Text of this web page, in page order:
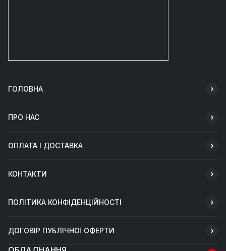
ГОЛОВНА
ПРО НАС
ОПЛАТА І ДОСТАВКА
КОНТАКТИ
ПОЛІТИКА КОНФІДЕНЦІЙНОСТІ
ДОГОВІР ПУБЛІЧНОЇ ОФЕРТИ